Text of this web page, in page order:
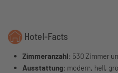
Hotel-Facts
Zimmeranzahl: 530 Zimmer
Ausstattung: modern, hell,